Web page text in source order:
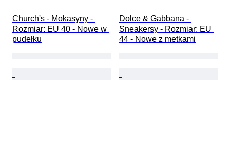
Church's - Mokasyny -
Rozmiar: EU 40 - Nowe w
pudełku
Dolce & Gabbana -
Sneakersy - Rozmiar: EU
44 - Nowe z metkami